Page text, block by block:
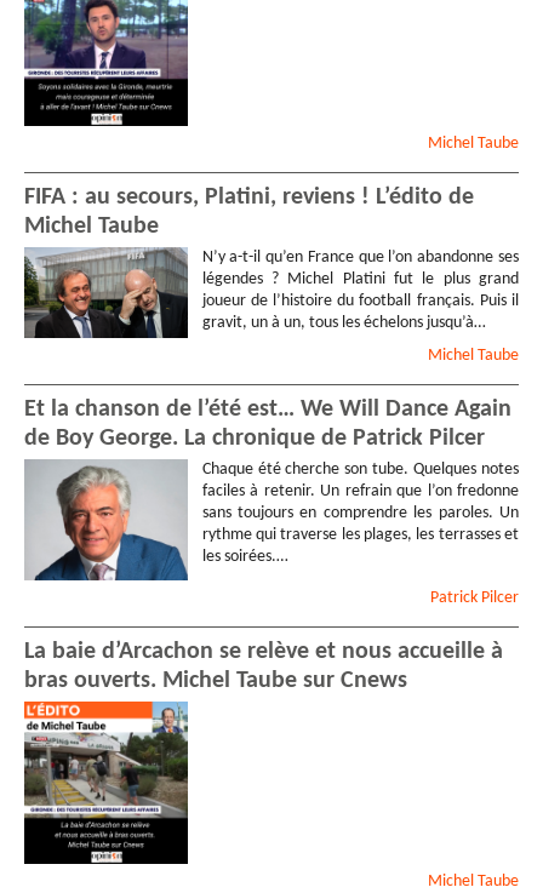
Michel Taube
FIFA : au secours, Platini, reviens ! L’édito de
Michel Taube
N’y a-t-il qu’en France que l’on abandonne ses
légendes ? Michel Platini fut le plus grand
joueur de l’histoire du football français. Puis il
gravit, un à un, tous les échelons jusqu’à…
Michel Taube
Et la chanson de l’été est… We Will Dance Again
de Boy George. La chronique de Patrick Pilcer
Chaque été cherche son tube. Quelques notes
faciles à retenir. Un refrain que l’on fredonne
sans toujours en comprendre les paroles. Un
rythme qui traverse les plages, les terrasses et
les soirées.…
Patrick Pilcer
La baie d’Arcachon se relève et nous accueille à
bras ouverts. Michel Taube sur Cnews
Michel Taube